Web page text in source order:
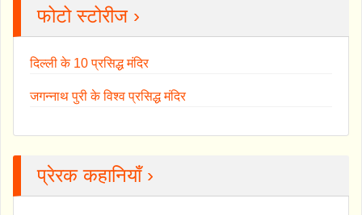
फोटो स्टोरीज ›
दिल्ली के 10 प्रसिद्ध मंदिर
जगन्नाथ पुरी के विश्व प्रसिद्ध मंदिर
प्रेरक कहानियाँ ›